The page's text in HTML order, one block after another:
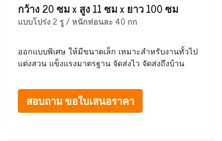
กว้าง 20 ซม x สูง 11 ซม x ยาว 100 ซม
แบบโปร่ง 2 รู / หนักท่อนละ 40 กก
ออกแบบพิเศษ ให้มีขนาดเล็ก เหมาะสำหรับงานทั้วไป
แต่งสวน แข็งแรงมาตรฐาน จัดส่งไว จัดส่งถึงบ้าน
สอบถาม ขอใบเสนอราคา